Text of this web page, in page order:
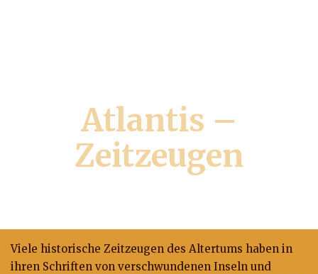
Atlantis –
Zeitzeugen
Viele historische Zeitzeugen des Altertums haben in
ihren Schriften von verschwundenen Inseln und